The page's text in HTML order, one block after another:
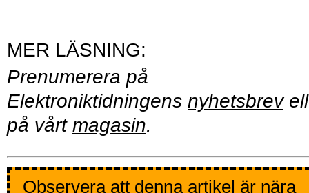
Prenumerera på
Elektroniktidningens nyhetsbrev
på vårt magasin.
Observera att denna artikel är nära